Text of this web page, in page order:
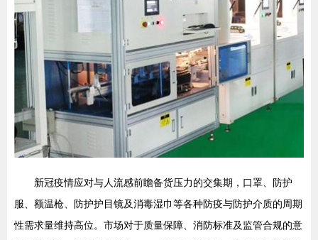
新冠疫情应对与人流感前瞻备货压力的交集期，口罩、防护
服、额温枪、防护护目镜及消毒湿巾等各种防疫与防护介质的周期
性需求量维持高位。市场对于质量保障、消防标准及监管合规的意